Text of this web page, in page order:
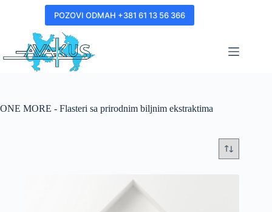
POZOVI ODMAH +381 61 13 56 366
ONE MORE - Flasteri sa prirodnim biljnim ekstraktima